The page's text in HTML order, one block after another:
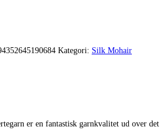
Kategori: Silk Mohair
er en fantastisk garnkvalitet ud over det